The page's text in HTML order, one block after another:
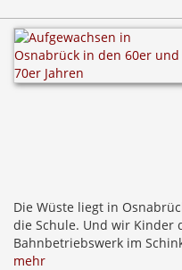
Die Wüste liegt in
die Schule. Und wir Kinder
Bahnbetriebswerk im
mehr